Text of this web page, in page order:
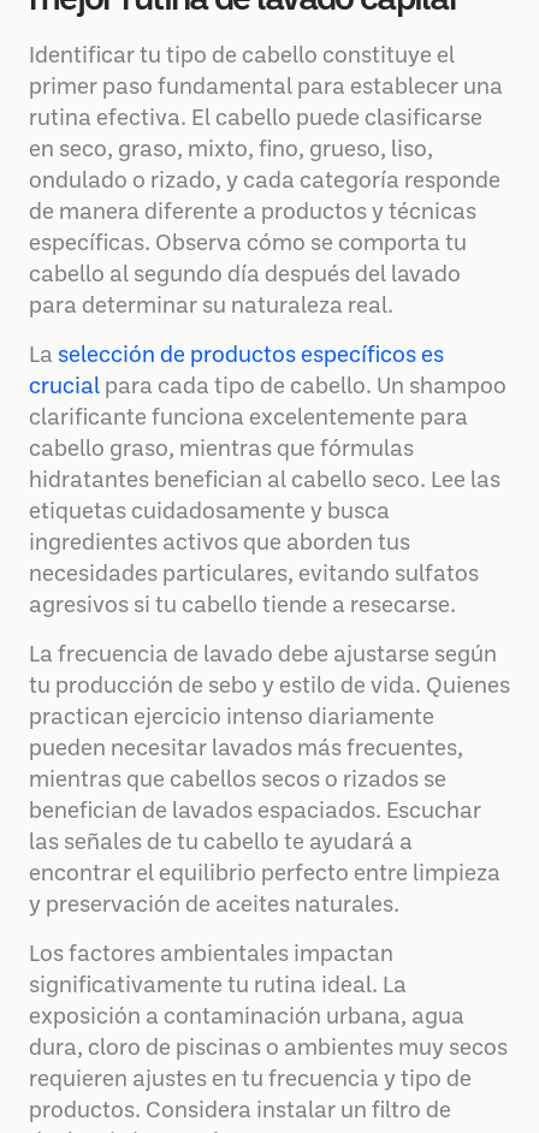
Identificar tu tipo de cabello constituye el
primer paso fundamental para establecer una
rutina efectiva. El cabello puede clasificarse
en seco, graso, mixto, fino, grueso, liso,
ondulado o rizado, y cada categoría responde
de manera diferente a productos y técnicas
específicas. Observa cómo se comporta tu
cabello al segundo día después del lavado
para determinar su naturaleza real.
La selección de productos específicos es
crucial para cada tipo de cabello. Un shampoo
clarificante funciona excelentemente para
cabello graso, mientras que fórmulas
hidratantes benefician al cabello seco. Lee las
etiquetas cuidadosamente y busca
ingredientes activos que aborden tus
necesidades particulares, evitando sulfatos
agresivos si tu cabello tiende a resecarse.
La frecuencia de lavado debe ajustarse según
tu producción de sebo y estilo de vida. Quienes
practican ejercicio intenso diariamente
pueden necesitar lavados más frecuentes,
mientras que cabellos secos o rizados se
benefician de lavados espaciados. Escuchar
las señales de tu cabello te ayudará a
encontrar el equilibrio perfecto entre limpieza
y preservación de aceites naturales.
Los factores ambientales impactan
significativamente tu rutina ideal. La
exposición a contaminación urbana, agua
dura, cloro de piscinas o ambientes muy secos
requieren ajustes en tu frecuencia y tipo de
productos. Considera instalar un filtro de